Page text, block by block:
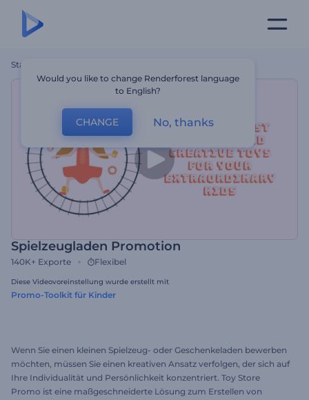
Startseite
Spielzeugladen Promotion
140K+ Exporte Flexibel
Diese Videovoreinstellung wurde erstellt mit
Promo-Toolkit für Kinder
Wenn Sie einen kleinen Spielzeug- oder Geschenkeladen bewerben
möchten, müssen Sie einen kreativen Ansatz verfolgen, der sich auf
Ihre Individualität und Persönlichkeit konzentriert. Toy Store
Promo ist eine maßgeschneiderte Lösung zum Erstellen von
Would you like to change Renderforest language
to English?
CHANGE No, thanks